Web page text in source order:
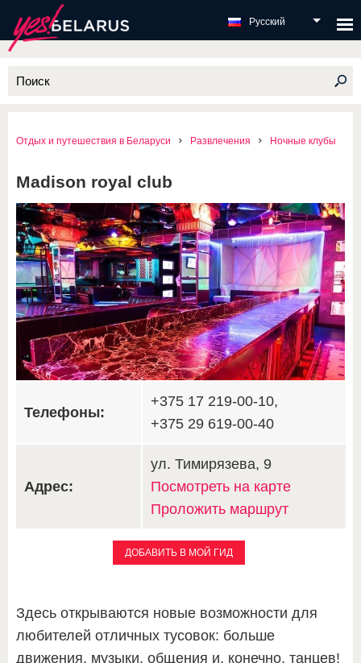
Русский
Отдых и путешествия в Беларуси Развлечения Ночные клубы
Madison royal club
Телефоны:
+375 17 219-00-10,
+375 29 619-00-40
Адрес:
ул. Тимирязева, 9
Посмотреть на карте
Проложить маршрут
ДОБАВИТЬ В МОЙ ГИД
Здесь открываются новые возможности для
любителей отличных тусовок: больше
движения, музыки, общения и, конечно, танцев!